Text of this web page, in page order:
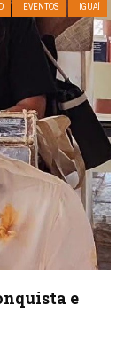
EVENTOS
IGUAÍ
e